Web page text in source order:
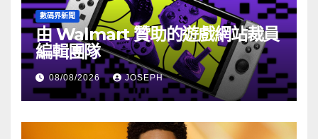
數碼界新聞
由 Walmart 贊助的遊戲網站裁員
編輯團隊
08/08/2026 JOSEPH